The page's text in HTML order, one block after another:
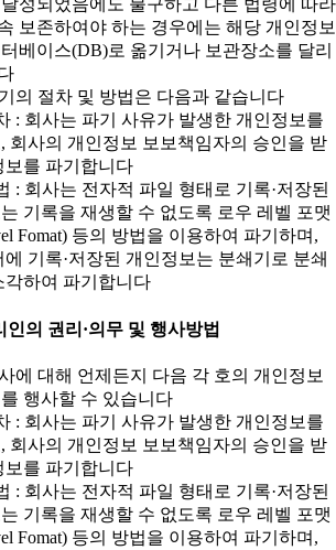
성되었음에도 불구하고 다른 법령에 따라
보존하여야 하는 경우에는 해당 개인정보
베이스(DB)로 옮기거나 보관장소를 달리
의 절차 및 방법은 다음과 같습니다
: 회사는 파기 사유가 발생한 개인정보를
회사의 개인정보 보보책임자의 승인을 받
보를 파기합니다
: 회사는 전자적 파일 형태로 기록·저장된
기록을 재생할 수 없도록 로우 레벨 포맷
Fomat) 등의 방법을 이용하여 파기하며,
에 기록·저장된 개인정보는 분쇄기로 분쇄
각하여 파기합니다
의 권리·의무 및 행사방법
에 대해 언제든지 다음 각 호의 개인정보
행사할 수 있습니다
: 회사는 파기 사유가 발생한 개인정보를
회사의 개인정보 보보책임자의 승인을 받
보를 파기합니다
: 회사는 전자적 파일 형태로 기록·저장된
기록을 재생할 수 없도록 로우 레벨 포맷
Fomat) 등의 방법을 이용하여 파기하며,